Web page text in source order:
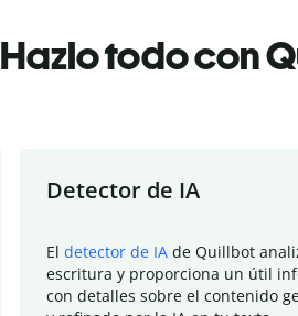
Hazlo todo con
Detector de IA
El detector de IA de Quillbot
escritura y proporciona un útil
con detalles sobre el contenido